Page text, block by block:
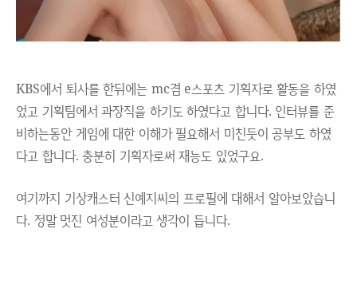
KBS에서 퇴사를 한뒤에는 mc겸 e스포츠 기획자로 활동을 하였
었고 기획팀에서 과장직을 하기도 하였다고 합니다. 인터뷰를 준
비하는동안 게임에 대한 이해가 필요해서 미친듯이 공부도 하였
다고 합니다. 충분히 기획자로써 재능도 있었구요.
여기까지 기상캐스터 신예지씨의 프로필에 대해서 알아보았습니
다. 정말 멋진 여성분이라고 생각이 듭니다.